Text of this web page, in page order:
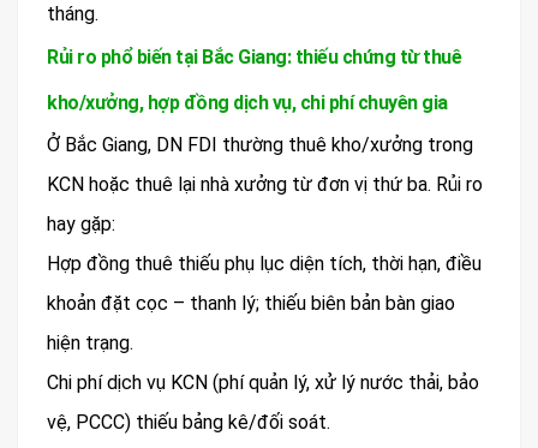
tháng.
Rủi ro phổ biến tại Bắc Giang: thiếu chứng từ thuê
kho/xưởng, hợp đồng dịch vụ, chi phí chuyên gia
Ở Bắc Giang, DN FDI thường thuê kho/xưởng trong
KCN hoặc thuê lại nhà xưởng từ đơn vị thứ ba. Rủi ro
hay gặp:
Hợp đồng thuê thiếu phụ lục diện tích, thời hạn, điều
khoản đặt cọc – thanh lý; thiếu biên bản bàn giao
hiện trạng.
Chi phí dịch vụ KCN (phí quản lý, xử lý nước thải, bảo
vệ, PCCC) thiếu bảng kê/đối soát.